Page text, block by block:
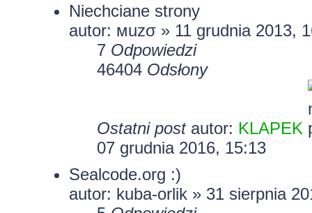
Niechciane strony
autor: мuzσ » 11 grudnia 2013,
7 Odpowiedzi
46404 Odsłony
Ostatni post autor: KLAPEK
07 grudnia 2016, 15:13
Sealcode.org :)
autor: kuba-orlik» 31 sierpnia